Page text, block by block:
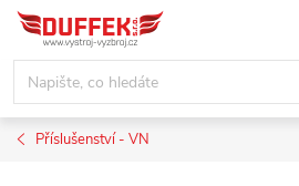
Přejít
obsah
Příslušenství - VN